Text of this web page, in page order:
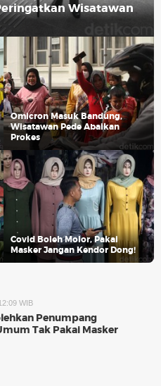
Wisatawan
Omicron Masuk Bandung,
Wisatawan Pede Abaikan
Prokes
Covid Boleh Molor, Pakai
Masker Jangan Kendor Dong!
WIB
Penumpang
Tak Pakai Masker